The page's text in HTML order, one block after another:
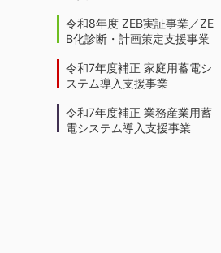
令和8年度 ZEB実証事業／ZE
B化診断・計画策定支援事業
令和7年度補正 家庭用蓄電シ
ステム導入支援事業
令和7年度補正 業務産業用蓄
電システム導入支援事業